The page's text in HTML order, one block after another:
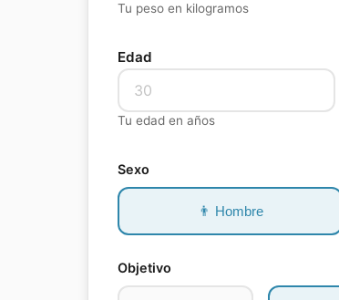
Tu peso en kilogramos
Edad
Tu edad en años
Sexo
👨 Hombre
Objetivo